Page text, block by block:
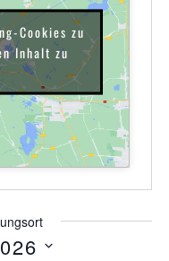
Cookies zu
Inhalt zu